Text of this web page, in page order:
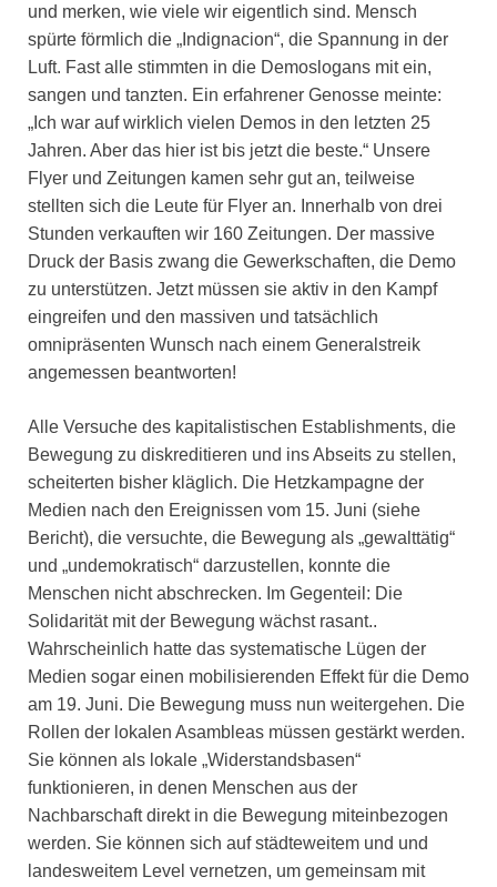
und merken, wie viele wir eigentlich sind. Mensch
spürte förmlich die „Indignacion“, die Spannung in der
Luft. Fast alle stimmten in die Demoslogans mit ein,
sangen und tanzten. Ein erfahrener Genosse meinte:
„Ich war auf wirklich vielen Demos in den letzten 25
Jahren. Aber das hier ist bis jetzt die beste.“ Unsere
Flyer und Zeitungen kamen sehr gut an, teilweise
stellten sich die Leute für Flyer an. Innerhalb von drei
Stunden verkauften wir 160 Zeitungen. Der massive
Druck der Basis zwang die Gewerkschaften, die Demo
zu unterstützen. Jetzt müssen sie aktiv in den Kampf
eingreifen und den massiven und tatsächlich
omnipräsenten Wunsch nach einem Generalstreik
angemessen beantworten!
Alle Versuche des kapitalistischen Establishments, die
Bewegung zu diskreditieren und ins Abseits zu stellen,
scheiterten bisher kläglich. Die Hetzkampagne der
Medien nach den Ereignissen vom 15. Juni (siehe
Bericht), die versuchte, die Bewegung als „gewalttätig“
und „undemokratisch“ darzustellen, konnte die
Menschen nicht abschrecken. Im Gegenteil: Die
Solidarität mit der Bewegung wächst rasant..
Wahrscheinlich hatte das systematische Lügen der
Medien sogar einen mobilisierenden Effekt für die Demo
am 19. Juni. Die Bewegung muss nun weitergehen. Die
Rollen der lokalen Asambleas müssen gestärkt werden.
Sie können als lokale „Widerstandsbasen“
funktionieren, in denen Menschen aus der
Nachbarschaft direkt in die Bewegung miteinbezogen
werden. Sie können sich auf städteweitem und und
landesweitem Level vernetzen, um gemeinsam mit